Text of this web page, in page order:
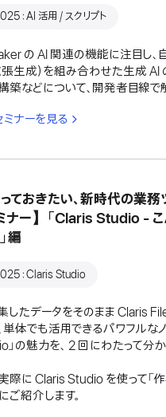
：AI 活用 / スクリプト
の AI 関連の機能に注目し、
生成）を組み合わせた生成 AI
などについて、開発者目線で
ナーを見る
っておきたい、新時代の業
ー】「Claris Studio - こ
編
：Claris Studio
したデータをそのまま Claris
単体でも活用できるパワフルな
」の魅力を、 2 回にわたって分
際に Claris Studio を使って「作
ご紹介します。